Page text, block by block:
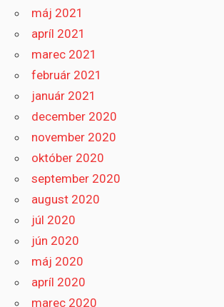
máj 2021
apríl 2021
marec 2021
február 2021
január 2021
december 2020
november 2020
október 2020
september 2020
august 2020
júl 2020
jún 2020
máj 2020
apríl 2020
marec 2020